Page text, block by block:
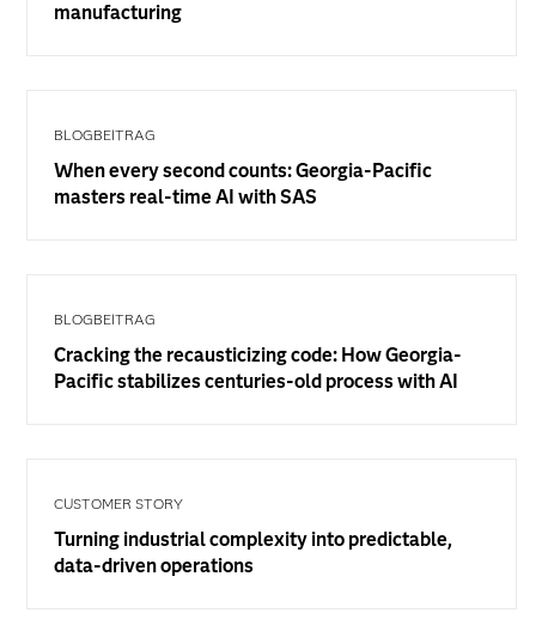
manufacturing
BLOGBEITRAG
When every second counts: Georgia-Pacific
masters real-time AI with SAS
BLOGBEITRAG
Cracking the recausticizing code: How Georgia-
Pacific stabilizes centuries-old process with AI
CUSTOMER STORY
Turning industrial complexity into predictable,
data-driven operations